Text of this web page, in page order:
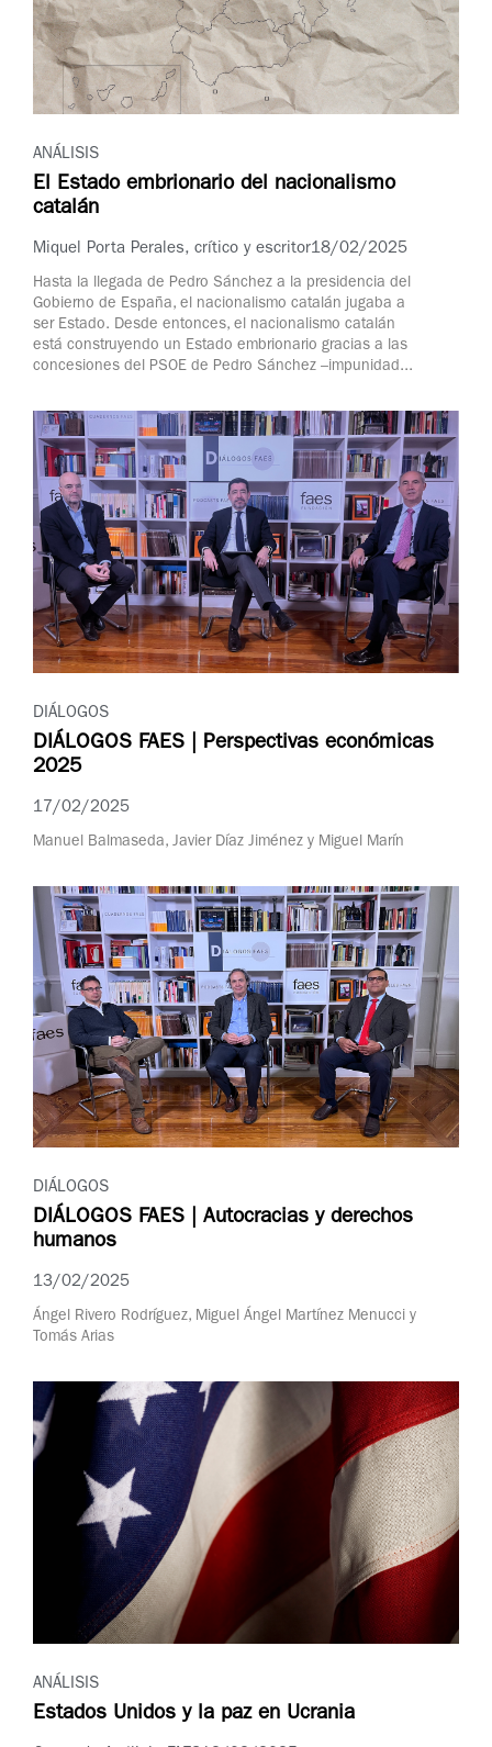
ANÁLISIS
El Estado embrionario del nacionalismo
catalán
Miquel Porta Perales, crítico y escritor18/02/2025
Hasta la llegada de Pedro Sánchez a la presidencia del
Gobierno de España, el nacionalismo catalán jugaba a
ser Estado. Desde entonces, el nacionalismo catalán
está construyendo un Estado embrionario gracias a las
concesiones del PSOE de Pedro Sánchez –impunidad...
DIÁLOGOS
DIÁLOGOS FAES | Perspectivas económicas
2025
17/02/2025
Manuel Balmaseda, Javier Díaz Jiménez y Miguel Marín
DIÁLOGOS
DIÁLOGOS FAES | Autocracias y derechos
humanos
13/02/2025
Ángel Rivero Rodríguez, Miguel Ángel Martínez Menucci y
Tomás Arias
ANÁLISIS
Estados Unidos y la paz en Ucrania